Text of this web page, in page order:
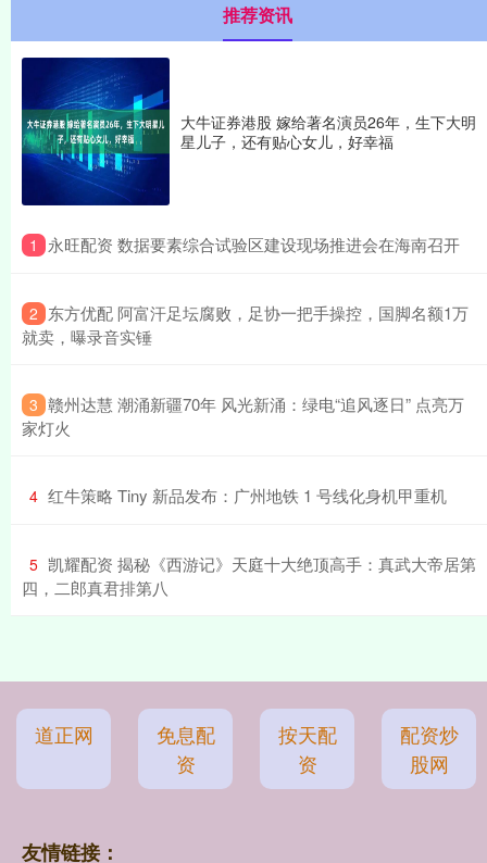
推荐资讯
大牛证券港股 嫁给著名演员26年，生下大明
星儿子，还有贴心女儿，好幸福
1 ​永旺配资 数据要素综合试验区建设现场推进会在海南召开
2 ​东方优配 阿富汗足坛腐败，足协一把手操控，国脚名额1万
就卖，曝录音实锤
3 ​赣州达慧 潮涌新疆70年 风光新涌：绿电“追风逐日” 点亮万
家灯火
4 ​红牛策略 Tiny 新品发布：广州地铁 1 号线化身机甲重机
5 ​凯耀配资 揭秘《西游记》天庭十大绝顶高手：真武大帝居第
四，二郎真君排第八
道正网
免息配
资
按天配
资
配资炒
股网
友情链接：